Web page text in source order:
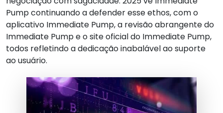
Pump continuando a defender esse ethos, com o
aplicativo Immediate Pump, a revisão abrangente do
Immediate Pump e o site oficial do Immediate Pump,
todos refletindo a dedicação inabalável ao suporte
ao usuário.